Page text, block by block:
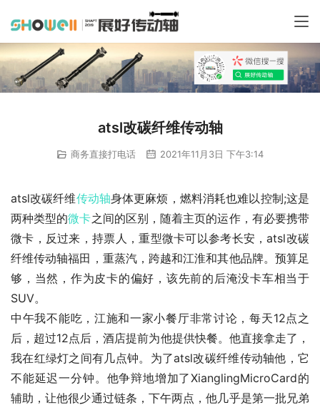
atsl改碳纤维传动轴
商务直接打电话 2021年11月3日 下午3:14
atsl改碳纤维传动轴身体更麻烦，燃料消耗也难以控制;这是
两种类型的微卡之间的区别，随着主页的运作，有必要携带
微卡，反过来，持票人，重型微卡可以参考长安，atsl改碳
纤维传动轴福田，重蒸汽，跨越和江淮和其他品牌。预算足
够，当然，作为皮卡的偏好，该先前的后淹没卡车相当于
SUV。
中午我不能吃，江施和一家小餐厅非常讨论，每天12点之
后，超过12点后，酒店提前为他提供快餐。他直接拿走了，
我在红绿灯之间有几点钟。为了atsl改碳纤维传动轴他，它
不能延迟一分钟。他争辩地增加了XianglingMicroCard的
辅助，让他很少通过链条，下午两点，他几乎是第一批兄弟